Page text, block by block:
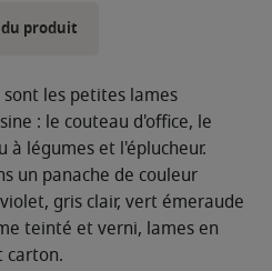
produit
les petites lames
: le couteau d'office, le
à légumes et l'éplucheur.
un panache de couleur
gris clair, vert émeraude
teinté et verni, lames en
carton.